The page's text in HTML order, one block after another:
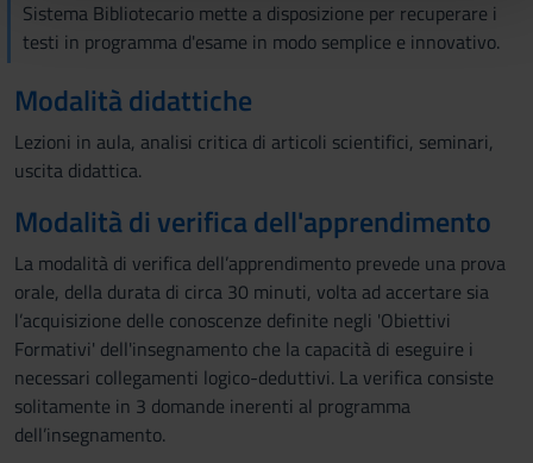
tuo utilizzo dei loro servizi.
Sistema Bibliotecario mette a disposizione per recuperare i
testi in programma d'esame in modo semplice e innovativo.
Modalità didattiche
Lezioni in aula, analisi critica di articoli scientifici, seminari,
uscita didattica.
Modalità di verifica dell'apprendimento
La modalità di verifica dell’apprendimento prevede una prova
orale, della durata di circa 30 minuti, volta ad accertare sia
l’acquisizione delle conoscenze definite negli 'Obiettivi
Formativi' dell'insegnamento che la capacità di eseguire i
necessari collegamenti logico-deduttivi. La verifica consiste
solitamente in 3 domande inerenti al programma
dell’insegnamento.